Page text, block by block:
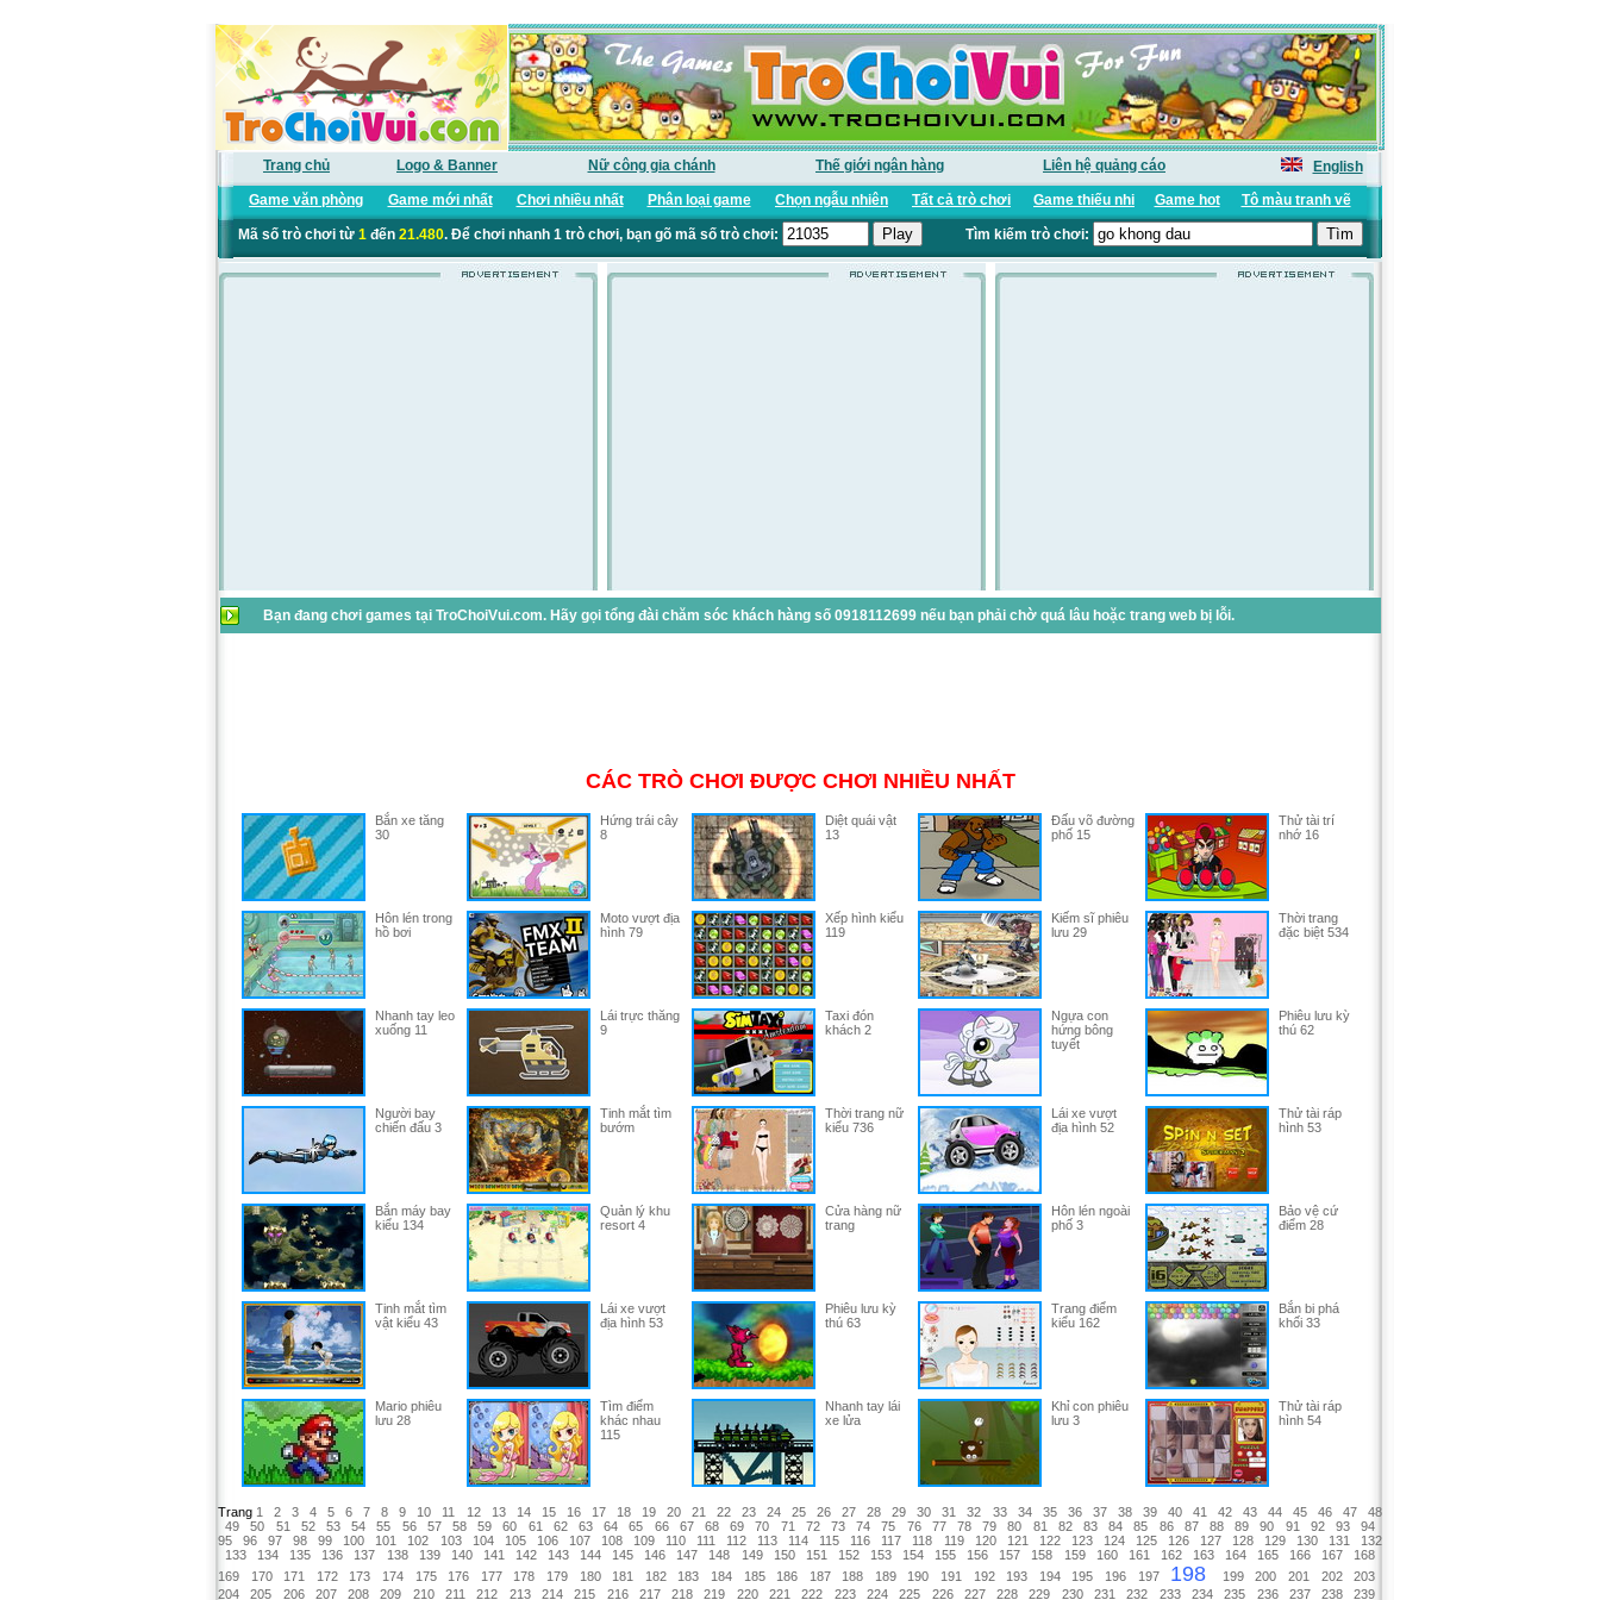
Trang chủ Logo & Banner Nữ công gia chánh Thế giới ngân hàng Liên hệ quảng cáo
English
Game văn phòng
Game mới nhất Chơi nhiều nhất Phân loại game Chọn ngẫu nhiên Tất cả trò chơi Game thiếu nhi Game hot Tô màu tranh vẽ
Mã số trò chơi từ 1đến 21.480. Để chơi nhanh 1 trò chơi, bạn gõ mã số trò chơi: Tìm kiếm trò chơi:
Bạn đang chơi games tại TroChoiVui.com. Hãy gọi tổng đài chăm sóc khách hàng số 0918112699 nếu bạn phải chờ quá lâu hoặc trang web bị lỗi.
CÁC TRÒ CHƠI ĐƯỢC CHƠI NHIỀU NHẤT
Bắn xe tăng
30
Hứng trái cây
8
Diệt quái vật
13
Đấu võ đường
phố 15
Thử tài trí
nhớ 16
Hôn lén trong
hồ bơi
Moto vượt địa
hình 79
Xếp hình kiểu
119
Kiếm sĩ phiêu
lưu 29
Thời trang
đặc biệt 534
Nhanh tay leo
xuống 11
Lái trực thăng
9
Taxi đón
khách 2
Ngựa con
hứng bông
tuyết
Phiêu lưu kỳ
thú 62
Người bay
chiến đấu 3
Tinh mắt tìm
bướm
Thời trang nữ
kiểu 736
Lái xe vượt
địa hình 52
Thử tài ráp
hình 53
Bắn máy bay
kiểu 134
Quản lý khu
resort 4
Cửa hàng nữ
trang
Hôn lén ngoài
phố 3
Bảo vệ cứ
điểm 28
Tinh mắt tìm
vật kiểu 43
Lái xe vượt
địa hình 53
Phiêu lưu kỳ
thú 63
Trang điểm
kiểu 162
Bắn bi phá
khối 33
Mario phiêu
lưu 28
Tìm điểm
khác nhau
115
Nhanh tay lái
xe lửa
Khỉ con phiêu
lưu 3
Thử tài ráp
hình 54
Trang 1 2 3 4 5 6 7 8 9 10 11 12 13 14 15 16 17 18 19 20 21 22 23 24 25 26 27 28 29 30 31 32 33 34 35 36 37 38 39 40 41 42 43 44 45 46 47
48
49
50 51 52 53 54 55 56 57 58 59 60 61 62 63 64 65 66 67 68 69 70 71 72 73 74 75 76 77 78 79 80 81 82 83 84 85 86 87 88 89 90 91 92 93
94
95
96 97 98 99 100 101 102 103 104 105 106 107 108 109 110 111 112 113 114 115 116 117 118 119 120 121 122 123 124 125 126 127 128 129 130 131
132
133
134 135 136 137 138 139 140 141 142 143 144 145 146 147 148 149 150 151 152 153 154 155 156 157 158 159 160 161 162 163 164 165 166 167
168
169
170 171 172 173 174 175 176 177 178 179 180 181 182 183 184 185 186 187 188 189 190 191 192 193 194 195 196 197 198 199 200 201 202
203
204
205 206 207 208 209 210 211 212 213 214 215 216 217 218 219 220 221 222 223 224 225 226 227 228 229 230 231 232 233 234 235 236 237 238 239